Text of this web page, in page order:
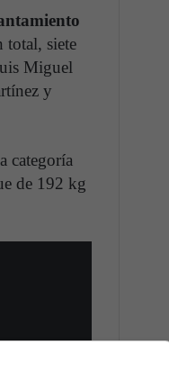
total, siete
Miguel
y
categoría
de 192 kg